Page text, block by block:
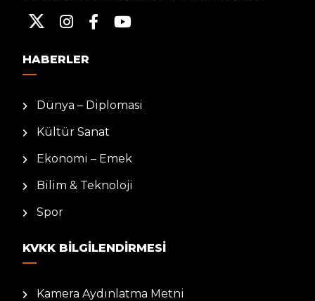
HABERLER
Dünya – Diplomasi
Kültür Sanat
Ekonomi – Emek
Bilim & Teknoloji
Spor
KVKK BILGILENDIRMESI
Kamera Aydınlatma Metni